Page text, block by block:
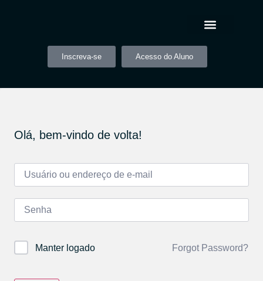
Inscreva-se Acesso do Aluno
Olá, bem-vindo de volta!
Manter logado Forgot Password?